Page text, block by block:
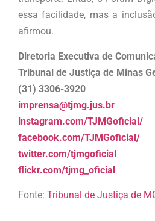
essa facilidade, mas a
afirmou.
Diretoria Executiva de
Tribunal de Justiça de Minas
(31) 3306-3920
imprensa@tjmg.jus.br
instagram.com/TJMGoficial/
facebook.com/TJMGoficial/
twitter.com/tjmgoficial
flickr.com/tjmg_oficial
Fonte: Tribunal de Justiça de